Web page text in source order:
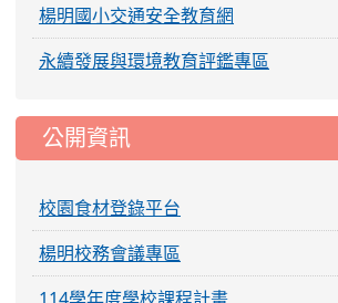
楊明國小交通安全教育網
永續發展與環境教育評鑑專區
公開資訊
校園食材登錄平台
楊明校務會議專區